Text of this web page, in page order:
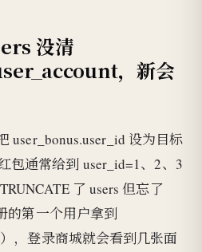
没清
，新会
user_bonus.user_id 设为目标
包通常给到 user_id=1、2、3
了 users 但忘了
的第一个用户拿到
，登录商城就会看到几张面